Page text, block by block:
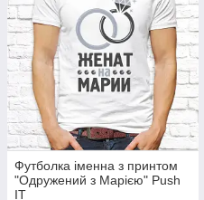
Футболка іменна з принтом
"Одружений з Марією" Push
IT